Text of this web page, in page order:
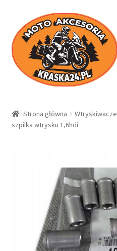
Przejdź
do
nawigacji
Przejdź
do
treści
Sklep
Regulamin
Polityka prywatności
Strona główna Wtryskiwacze
szpilka wtrysku 1,6hdi